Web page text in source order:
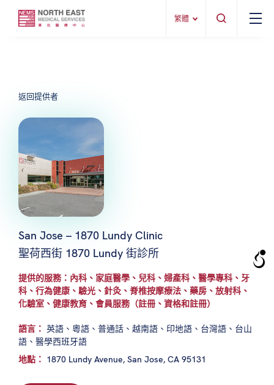
繁體
返回提供者
San Jose – 1870 Lundy Clinic
聖荷西街 1870 Lundy 街診所
提供的服務：內科、家庭醫學、兒科、婦產科、醫學專科、牙
科、行為健康、驗光、針灸、脊椎按摩療法、藥房、放射科、
化驗室、健康教育、會員服務（註冊、資格和註冊）
語言： 英語、粵語、普通話、越南語、印地語、台灣語、台山
語、醫學西班牙語
地點： 1870 Lundy Avenue, San Jose, CA 95131